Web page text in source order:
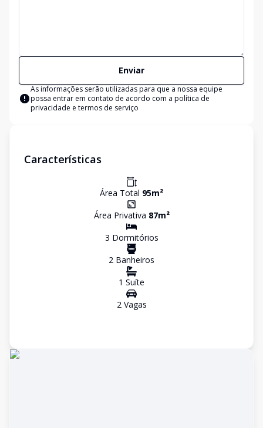
Enviar
As informações serão utilizadas para que a nossa equipe
possa entrar em contato de acordo com a política de
privacidade e termos de serviço
Características
Área Total 95m²
Área Privativa 87m²
3 Dormitórios
2 Banheiros
1 Suíte
2Vagas